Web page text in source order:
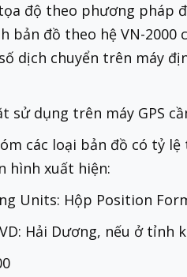
độ theo phương pháp
bản đồ theo hệ VN-
dịch chuyển trên máy
sử dụng trên máy GPS
các loại bản đồ có tỷ
hình xuất hiện:
Units: Hộp Position
Hải Dương, nếu ở